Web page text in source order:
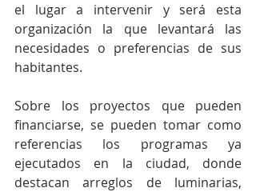
el lugar a intervenir y será esta
organización la que levantará las
necesidades o preferencias de sus
habitantes.
Sobre los proyectos que pueden
financiarse, se pueden tomar como
referencias los programas ya
ejecutados en la ciudad, donde
destacan arreglos de luminarias,